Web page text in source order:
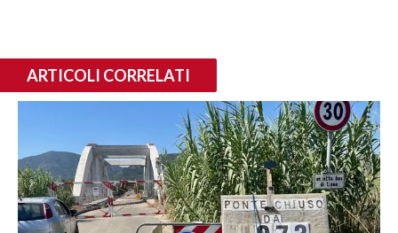
ARTICOLI CORRELATI